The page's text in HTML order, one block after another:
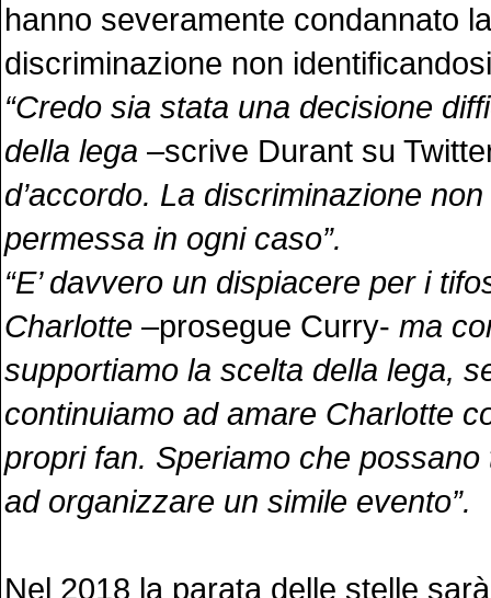
hanno severamente condannato la
discriminazione non
“Credo sia stata una decisione
della lega –scrive Durant su
d’accordo. La discriminazione
permessa in ogni caso”.
“E’ davvero un dispiacere per i
Charlotte –prosegue Curry- ma
supportiamo la scelta della lega,
continuiamo ad amare Charlotte
propri fan. Speriamo che
ad organizzare un simile evento”.
Nel 2018 la parata delle stelle